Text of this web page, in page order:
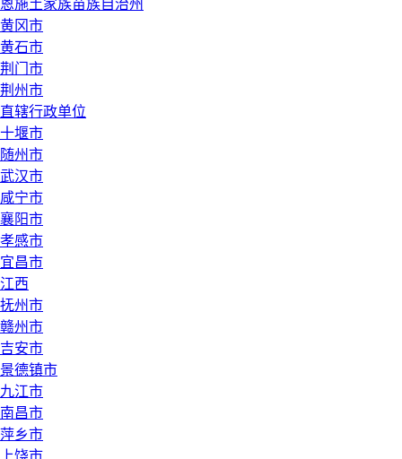
恩施土家族苗族自治州
黄冈市
黄石市
荆门市
荆州市
直辖行政单位
十堰市
随州市
武汉市
咸宁市
襄阳市
孝感市
宜昌市
江西
抚州市
赣州市
吉安市
景德镇市
九江市
南昌市
萍乡市
上饶市